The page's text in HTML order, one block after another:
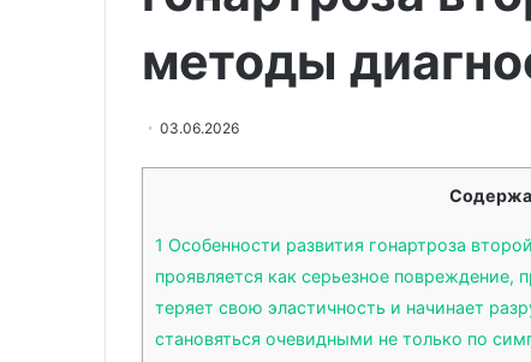
методы
03.06.2026
1 Особенности развития гонартроза
проявляется как серьезное повреждение,
теряет свою эластичность и начинает
становяться очевидными не только по
Биологические механизмы
разрушения костной ткани и
химиотерапии
уменьшает
размер
Онколог
усиливает